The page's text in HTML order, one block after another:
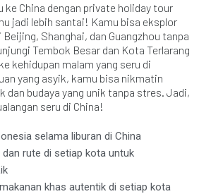
ke China dengan private holiday tour
jadi lebih santai! Kamu bisa eksplor
Shanghai, dan Guangzhou tanpa
Tembok Besar dan Kota Terlarang
kehidupan malam yang seru di
yang asyik, kamu bisa nikmatin
dan budaya yang unik tanpa stres. Jadi,
seru di China!
selama liburan di China
rute di setiap kota untuk
khas autentik di setiap kota